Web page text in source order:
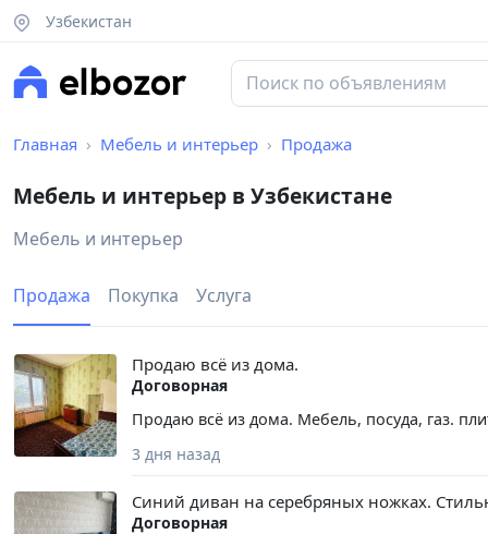
Узбекистан
Главная Мебель и интерьер Продажа
Мебель и интерьер в Узбекистане
Мебель и интерьер
Продажа Покупка Услуга
Продаю всё из дома.
Договорная
Продаю всё из дома. Мебель, посуда, газ.
3 дня назад
Синий диван на серебряных ножках.
Договорная